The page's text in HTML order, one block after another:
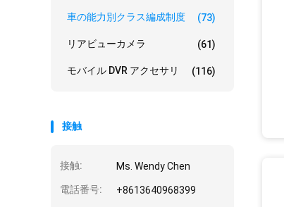
車の能力別クラス編成制度 (73)
リアビューカメラ (61)
モバイル DVR アクセサリ (116)
接触
接触: Ms. Wendy Chen
電話番号: +8613640968399